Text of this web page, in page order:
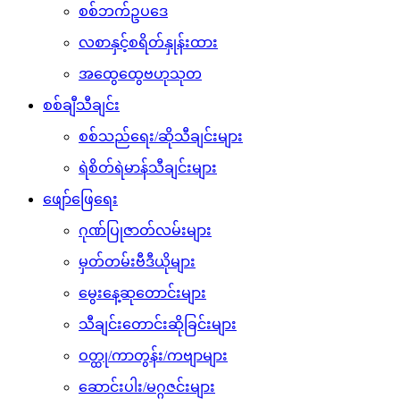
စစ်ဘက်ဥပဒေ
လစာနှင့်စရိတ်နှုန်းထား
အထွေထွေဗဟုသုတ
စစ်ချီသီချင်း
စစ်သည်ရေး/ဆိုသီချင်းများ
ရဲစိတ်ရဲမာန်သီချင်းများ
ဖျော်ဖြေရေး
ဂုဏ်ပြုဇာတ်လမ်းများ
မှတ်တမ်းဗီဒီယိုများ
မွေးနေ့ဆုတောင်းများ
သီချင်းတောင်းဆိုခြင်းများ
ဝတ္ထု/ကာတွန်း/ကဗျာများ
ဆောင်းပါး/မဂ္ဂဇင်းများ